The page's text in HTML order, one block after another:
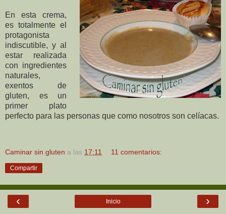
En esta crema,
es totalmente el
protagonista
indiscutible, y al
estar realizada
con ingredientes
naturales,
exentos de
gluten, es un
primer plato
perfecto para las personas que como nosotros son celíacas.
Caminar sin gluten a las 17:11 11 comentarios:
Compartir
‹ ›
Inicio